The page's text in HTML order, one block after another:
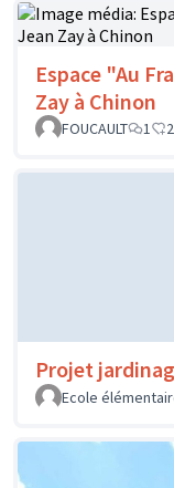
Espace "Au
Zay à Chinon
FOUCAULT
1 2
Projet
Ecole